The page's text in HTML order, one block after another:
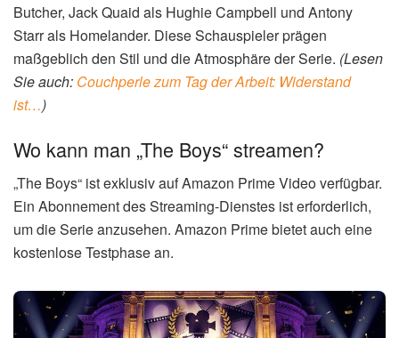
Butcher, Jack Quaid als Hughie Campbell und Antony
Starr als Homelander. Diese Schauspieler prägen
maßgeblich den Stil und die Atmosphäre der Serie. (Lesen
Sie auch: Couchperle zum Tag der Arbeit: Widerstand
ist…)
Wo kann man „The Boys“ streamen?
„The Boys“ ist exklusiv auf Amazon Prime Video verfügbar.
Ein Abonnement des Streaming-Dienstes ist erforderlich,
um die Serie anzusehen. Amazon Prime bietet auch eine
kostenlose Testphase an.